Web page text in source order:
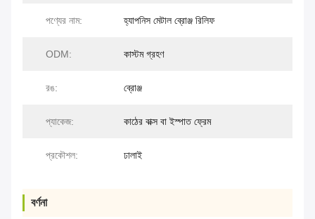
পণ্যের নাম: হ্যাপনিস মেটাল ব্রোঞ্জ রিলিফ
ODM: কাস্টম গ্রহণ
রঙ: ব্রোঞ্জ
প্যাকেজ: কাঠের বাক্স বা ইস্পাত ফ্রেম
প্রকৌশল: ঢালাই
বর্ণনা